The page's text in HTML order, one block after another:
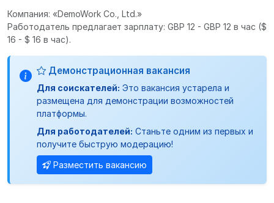
Компания: «DemoWork Co., Ltd.»
Работодатель предлагает зарплату: GBP 12 - GBP 12 в час ($
16 - $ 16 в час).
Демонстрационная вакансия
Для соискателей: Это вакансия устарела и
размещена для демонстрации возможностей
платформы.
Для работодателей: Станьте одним из первых и
получите быструю модерацию!
Разместить вакансию